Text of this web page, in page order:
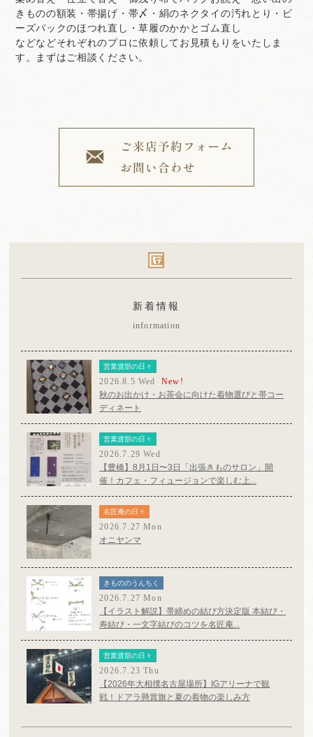
きものの額装・帯揚げ・帯〆・絹のネクタイの汚れとり・ビ
ーズバックのほつれ直し・草履のかかとゴム直し
などなどそれぞれのプロに依頼してお見積もりをいたしま
す。まずはご相談ください。
新着情報
information
営業渡部の日々
2026.8.5 Wed New!
秋のお出かけ・お茶会に向けた着物選びと帯コー
ディネート
営業渡部の日々
2026.7.29 Wed
【豊橋】8月1日〜3日「出張きものサロン」開
催！カフェ・フィュージョンで楽しむ上...
名匠庵の日々
2026.7.27 Mon
オニヤンマ
きもののうんちく
2026.7.27 Mon
【イラスト解説】帯締めの結び方決定版 本結び・
寿結び・一文字結びのコツを名匠庵...
営業渡部の日々
2026.7.23 Thu
【2026年大相撲名古屋場所】IGアリーナで観
戦！ドアラ懸賞旗と夏の着物の楽しみ方